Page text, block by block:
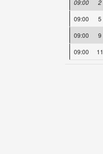
09:00 2
09:00
5
09:00
9
09:00
11